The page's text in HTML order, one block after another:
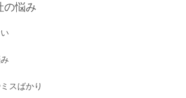
の悩み
スばかり